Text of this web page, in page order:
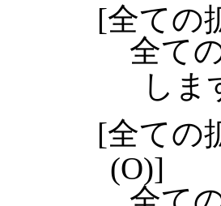
[全ての
全て
しま
[全ての
(O)]